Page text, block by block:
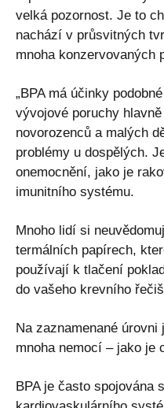
velká pozornost. Je to
nachází v průsvitných
mnoha konzervovaných
„BPA má účinky
vývojové poruchy
novorozenců a malých
problémy u dospělých.
onemocnění, jako je
imunitního systému.
Mnoho lidí si
termálních papírech,
používají k tlačení
do vašeho krevního
Na zaznamenané
mnoha nemocí – jako je
BPA je často spojována